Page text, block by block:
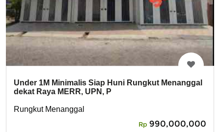
Under 1M Minimalis Siap Huni Rungkut Menanggal
dekat Raya MERR, UPN, P
Rungkut Menanggal
Rp 990,000,000